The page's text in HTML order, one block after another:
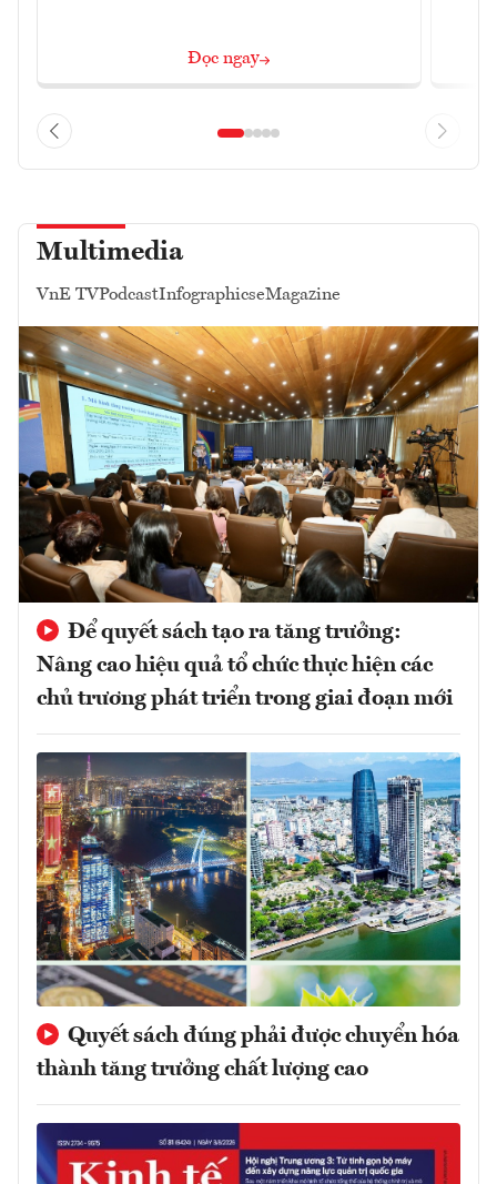
Đọc ngay
Multimedia
VnE TVPodcastInfographicseMagazine
Để quyết sách tạo ra tăng trưởng:
Nâng cao hiệu quả tổ chức thực hiện các
chủ trương phát triển trong giai đoạn mới
Quyết sách đúng phải được chuyển hóa
thành tăng trưởng chất lượng cao